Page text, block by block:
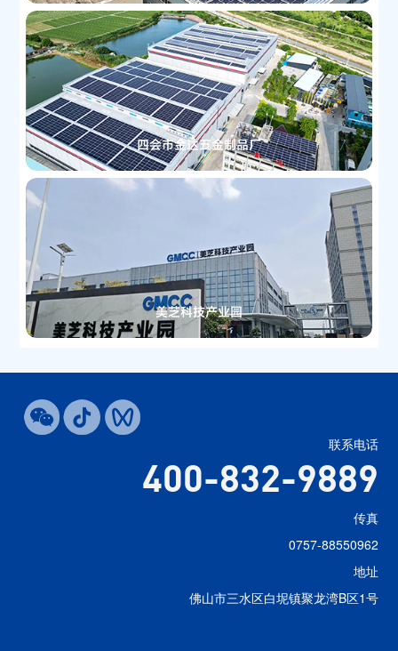
四会市金达五金制品厂
美芝科技产业园
联系电话
400-832-9889
传真
0757-88550962
地址
佛山市三水区白坭镇聚龙湾B区1号